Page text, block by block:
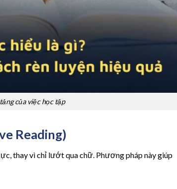
của việc học tập
Reading)
thay vì chỉ lướt qua chữ. Phương pháp này giúp